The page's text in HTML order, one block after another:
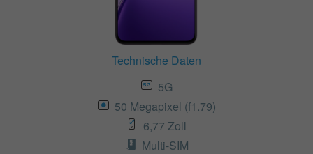
Technische Daten
5G
50 Megapixel (f1.79)
6,77 Zoll
Multi-SIM